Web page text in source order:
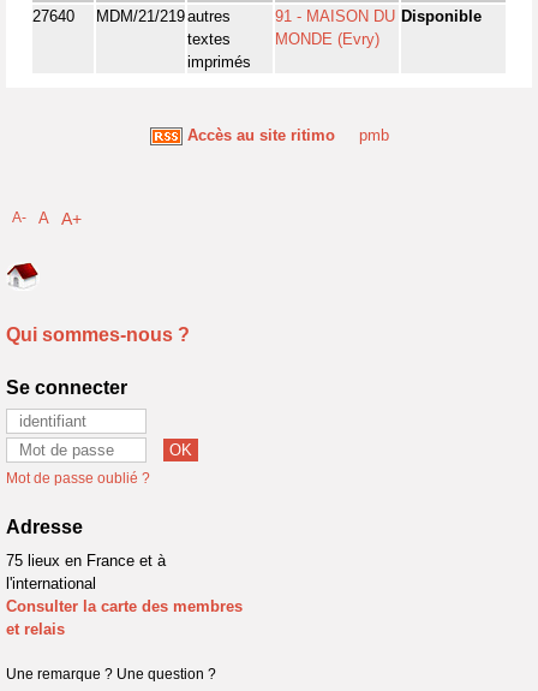
27640 MDM/21/219autres
textes
imprimés
91 - MAISON DU
MONDE (Evry)
Disponible
Accès au site ritimo pmb
A- A A+
Qui sommes-nous ?
Se connecter
Mot de passe oublié ?
Adresse
75 lieux en France et à
l'international
Consulter la carte des membres
et relais
Une remarque ? Une question ?